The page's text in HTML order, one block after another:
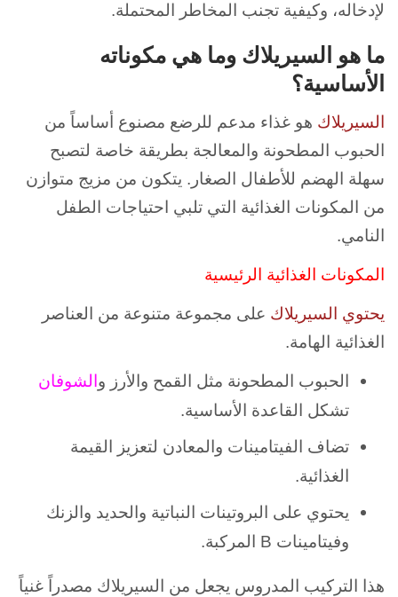
لإدخاله، وكيفية تجنب المخاطر المحتملة.
ما هو السيريلاك وما هي مكوناته
الأساسية؟
السيريلاك هو غذاء مدعم للرضع مصنوع أساساً من
الحبوب المطحونة والمعالجة بطريقة خاصة لتصبح
سهلة الهضم للأطفال الصغار. يتكون من مزيج متوازن
من المكونات الغذائية التي تلبي احتياجات الطفل
النامي.
المكونات الغذائية الرئيسية
يحتوي السيريلاك على مجموعة متنوعة من العناصر
الغذائية الهامة.
الحبوب المطحونة مثل القمح والأرز و الشوفان
تشكل القاعدة الأساسية.
تضاف الفيتامينات والمعادن لتعزيز القيمة
الغذائية.
يحتوي على البروتينات النباتية والحديد والزنك
وفيتامينات B المركبة.
هذا التركيب المدروس يجعل من السيريلاك مصدراً غنياً